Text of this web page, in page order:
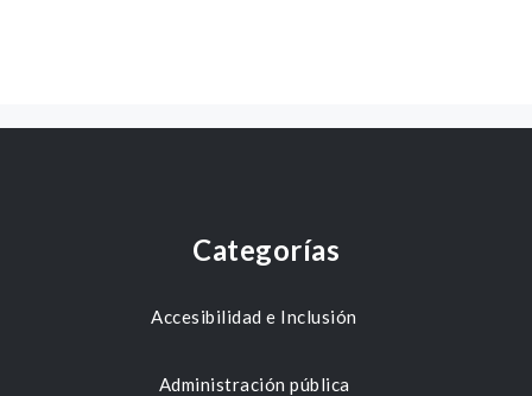
Categorías
Accesibilidad e Inclusión
Administración pública